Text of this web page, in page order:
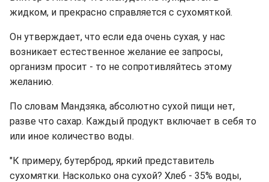
жидком, и прекрасно справляется с сухомяткой.
Он утверждает, что если еда очень сухая, у нас
возникает естественное желание ее запросы,
организм просит - то не сопротивляйтесь этому
желанию.
По словам Мандзяка, абсолютно сухой пищи нет,
разве что сахар. Каждый продукт включает в себя то
или иное количество воды.
"К примеру, бутерброд, яркий представитель
сухомятки. Насколько она сухой? Хлеб - 35% воды,